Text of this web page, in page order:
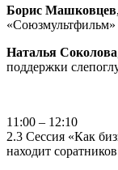
Борис Машковцев,
«Союзмультфильм»
Наталья Соколова
поддержки
11:00 – 12:10
2.3 Сессия «Как
находит